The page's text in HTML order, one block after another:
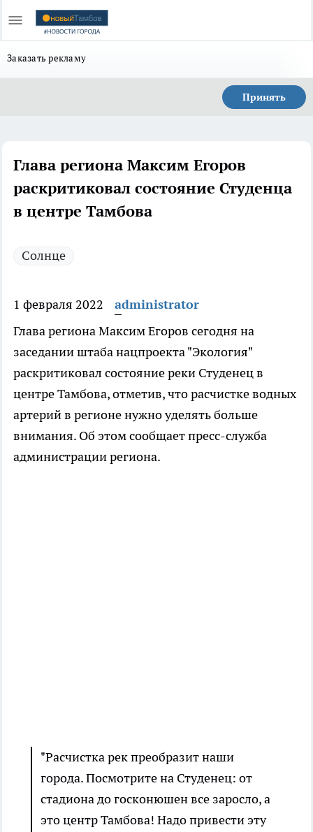
Заказать рекламу
Принять
Глава региона Максим Егоров
раскритиковал состояние Студенца
в центре Тамбова
Солнце
1 февраля 2022
administrator
Глава региона Максим Егоров сегодня на
заседании штаба нацпроекта "Экология"
раскритиковал состояние реки Студенец в
центре Тамбова, отметив, что расчистке водных
артерий в регионе нужно уделять больше
внимания. Об этом сообщает пресс-служба
администрации региона.
"Расчистка рек преобразит наши
города. Посмотрите на Студенец: от
стадиона до госконюшен все заросло, а
это центр Тамбова! Надо привести эту